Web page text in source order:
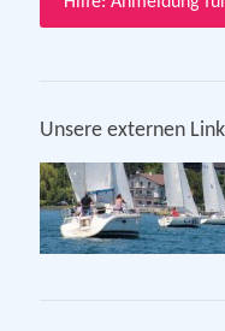
Unsere externen